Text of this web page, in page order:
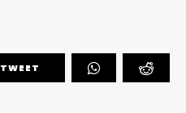
TWEET